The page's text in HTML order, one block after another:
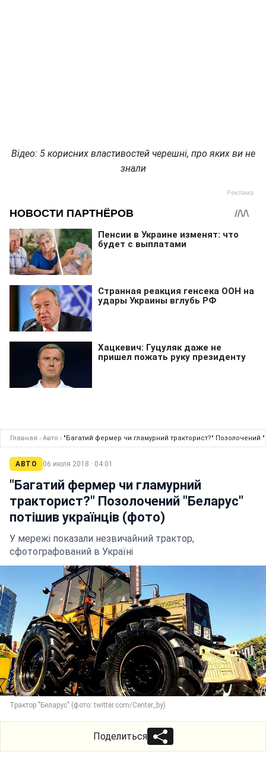
Відео: 5 корисних властивостей черешні, про яких ви не
знали
Главная › Авто › "Багатий фермер чи гламурний тракторист?" Позолочений
АВТО 06 июля 2018 · 04:01
"Багатий фермер чи гламурний
тракторист?" Позолочений "Беларус"
потішив українців (фото)
У мережі показали незвичайний трактор,
сфотографований в Україні
Трактор "Беларус" (фото: twitter.com/Center_by)
Поделиться